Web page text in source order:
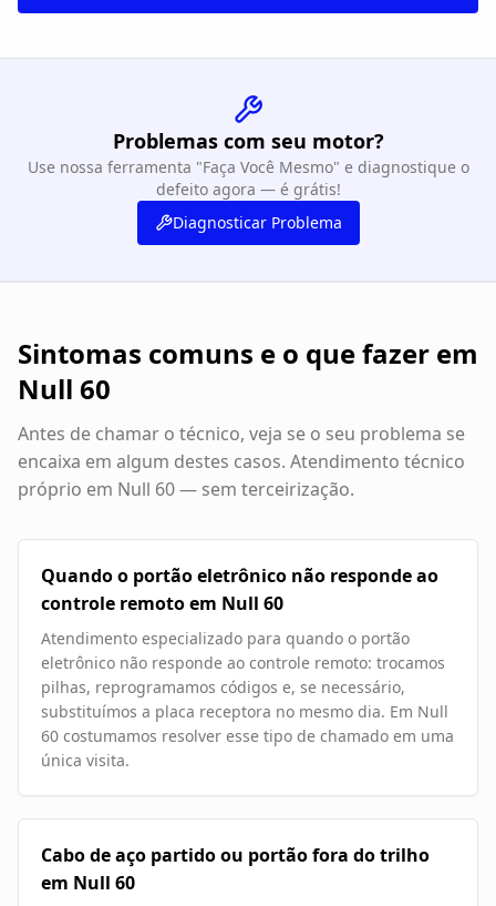
Problemas com seu motor?
Use nossa ferramenta "Faça Você Mesmo" e diagnostique o
defeito agora — é grátis!
Diagnosticar Problema
Sintomas comuns e o que fazer em
Null 60
Antes de chamar o técnico, veja se o seu problema se
encaixa em algum destes casos. Atendimento técnico
próprio em Null 60— sem terceirização.
Quando o portão eletrônico não responde ao
controle remoto em Null 60
Atendimento especializado para quando o portão
eletrônico não responde ao controle remoto: trocamos
pilhas, reprogramamos códigos e, se necessário,
substituímos a placa receptora no mesmo dia. Em Null
60 costumamos resolver esse tipo de chamado em uma
única visita.
Cabo de aço partido ou portão fora do trilho
em Null 60